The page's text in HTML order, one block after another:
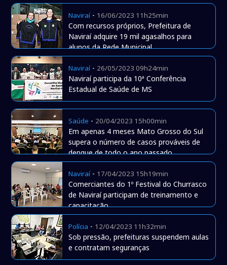
Naviraí- 16/06/2023 11h25min
Com recursos próprios, Prefeitura de
Naviraí adquire 19 mil agasalhos para
alunos da Rede Municipal
Naviraí- 26/05/2023 09h24min
Naviraí participa da 10ª Conferência
Estadual de Saúde de MS
Saúde - 20/04/2023 15h00min
Em apenas 4 meses Mato Grosso do Sul
supera o número de casos prováveis de
dengue de todo o ano passado
Naviraí- 17/04/2023 15h19min
Comerciantes do 1º Festival do Churrasco
de Naviraí participam de treinamento e
capacitação
Polícia - 12/04/2023 11h32min
Sob pressão, prefeituras suspendem aulas
e contratam seguranças